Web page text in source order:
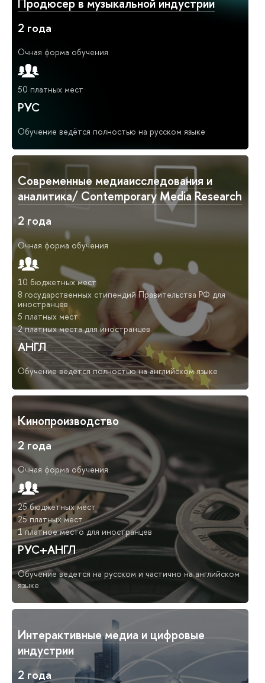
Продюсер в музыкальной индустрии
2 года
Очная форма обучения
50 платных мест
РУС
Обучение ведётся полностью на русском языке
Современные медиаисследования и
аналитика/ Contemporary Media Research
2 года
Очная форма обучения
10 бюджетных мест
8 государственных стипендий Правительства РФ для
иностранцев
5 платных мест
2 платных места для иностранцев
АНГЛ
Обучение ведётся полностью на английском языке
Кинопроизводство
2 года
Очная форма обучения
25 бюджетных мест
25 платных мест
1 платное место для иностранцев
РУС+АНГЛ
Обучение ведется на русском и частично на английском
языке
Интерактивные медиа и цифровые
индустрии
2 года